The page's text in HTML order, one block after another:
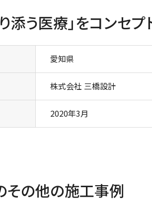
添う医療」をコンセプ
愛知県
株式会社 三橋設計
2020年3月
その他の施工事例